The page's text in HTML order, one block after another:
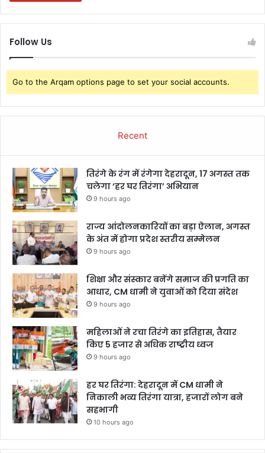
Follow Us
Go to the Arqam options page to set your social accounts.
Recent
तिरंगे के रंग में रंगेगा देहरादून, 17 अगस्त तक
चलेगा ‘हर घर तिरंगा’ अभियान
9 hours ago
राज्य आंदोलनकारियों का बड़ा ऐलान, अगस्त
के अंत में होगा प्रदेश स्तरीय सम्मेलन
9 hours ago
शिक्षा और संस्कार बनेंगे समाज की प्रगति का
आधार, CM धामी ने युवाओं को दिया संदेश
9 hours ago
महिलाओं ने रचा तिरंगे का इतिहास, तैयार
किए 5 हजार से अधिक राष्ट्रीय ध्वज
9 hours ago
हर घर तिरंगा: देहरादून में CM धामी ने
निकाली भव्य तिरंगा यात्रा, हजारों लोग बने
सहभागी
10 hours ago